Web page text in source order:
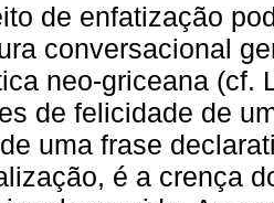
de enfatização
conversacional
neo-griceana (cf.
de felicidade de
uma frase
é a crença